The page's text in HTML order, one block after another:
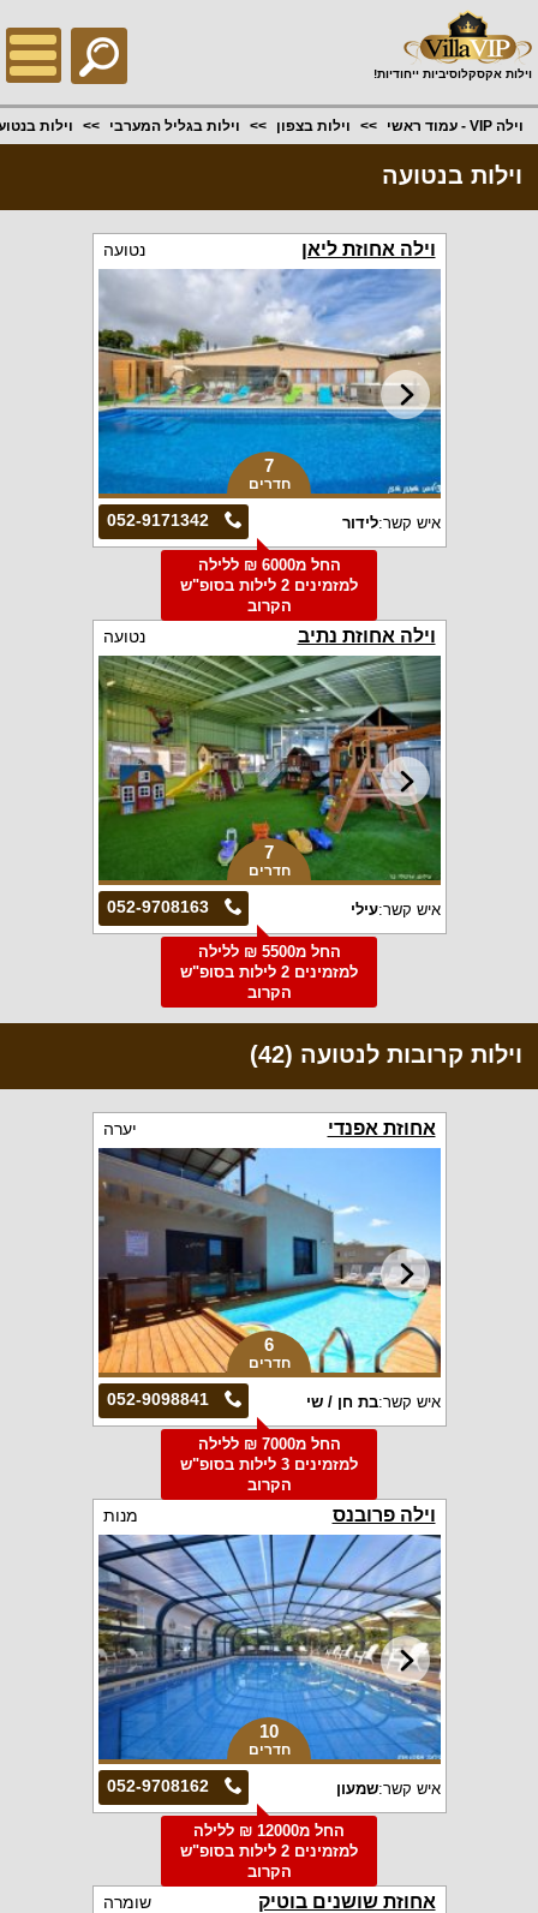
וילות אקסקלוסיביות ייחודיות!
וילה VIP - עמוד ראשי וילות בצפון וילות בגליל המערבי וילות
וילות בנטועה
וילה אחוזת ליאן נטועה
7
חדרים
052-9171342 איש קשר:לידור
החל מ6000 ₪ ללילה
למזמינים 2 לילות בסופ"ש
הקרוב
וילה אחוזת נתיב נטועה
7
חדרים
052-9708163 איש קשר:עילי
החל מ5500 ₪ ללילה
למזמינים 2 לילות בסופ"ש
הקרוב
וילות קרובות לנטועה (42)
אחוזת אפנדי יערה
6
חדרים
052-9098841 איש קשר:בת חן / שי
החל מ7000 ₪ ללילה
למזמינים 3 לילות בסופ"ש
הקרוב
וילה פרובנס מנות
10
חדרים
052-9708162 איש קשר:שמעון
החל מ12000 ₪ ללילה
למזמינים 2 לילות בסופ"ש
הקרוב
אחוזת שושנים בוטיק שומרה